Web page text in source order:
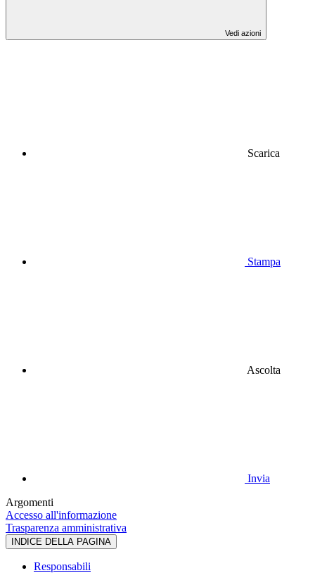
Vedi azioni
Scarica
Stampa
Ascolta
Invia
Argomenti
Accesso all'informazione
Trasparenza amministrativa
INDICE DELLA PAGINA
Responsabili